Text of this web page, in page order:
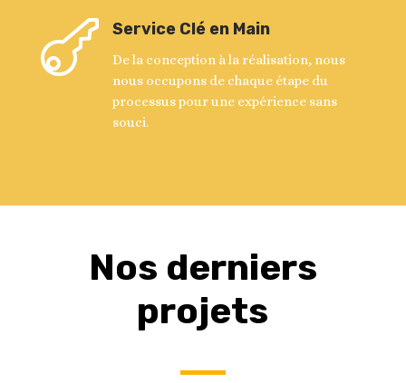
 Service Clé en Main
De la conception à la réalisation, nous
nous occupons de chaque étape du
processus pour une expérience sans
souci.
Nos derniers
projets